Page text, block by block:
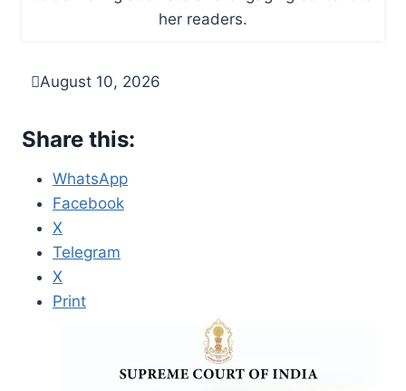
her readers.
August 10, 2026
Share this:
WhatsApp
Facebook
X
Telegram
X
Print